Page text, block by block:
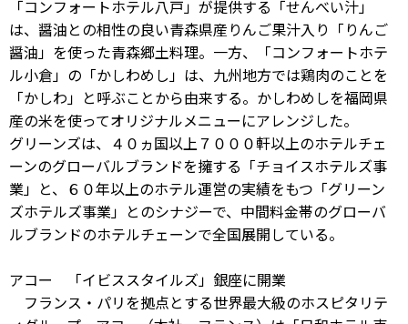
「コンフォートホテル八戸」が提供する「せんべい汁」
は、醤油との相性の良い青森県産りんご果汁入り「りんご
醤油」を使った青森郷土料理。一方、「コンフォートホテ
ル小倉」の「かしわめし」は、九州地方では鶏肉のことを
「かしわ」と呼ぶことから由来する。かしわめしを福岡県
産の米を使ってオリジナルメニューにアレンジした。
グリーンズは、４０ヵ国以上７０００軒以上のホテルチェ
ーンのグローバルブランドを擁する「チョイスホテルズ事
業」と、６０年以上のホテル運営の実績をもつ「グリーン
ズホテルズ事業」とのシナジーで、中間料金帯のグローバ
ルブランドのホテルチェーンで全国展開している。
アコー 「イビススタイルズ」銀座に開業
フランス・パリを拠点とする世界最大級のホスピタリテ